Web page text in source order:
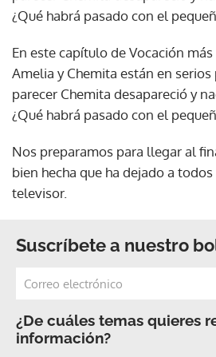
¿Qué habrá pasado con el
En este capítulo de Vocación
Amelia y Chemita están en
parecer Chemita desapareció y
¿Qué habrá pasado con el
Nos preparamos para llegar al
bien hecha que ha dejado a
televisor.
Suscríbete a nuestro
¿De cuáles temas quieres
información?